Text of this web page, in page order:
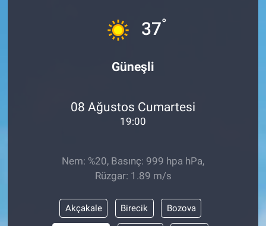
37°
Güneşli
08 Ağustos Cumartesi
19:00
Nem: %20, Basınç: 999 hpa hPa,
Rüzgar: 1.89 m/s
Akçakale Birecik Bozova